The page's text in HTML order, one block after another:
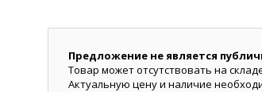
Предложение не является
Товар может отсутствовать на
Актуальную цену и наличие